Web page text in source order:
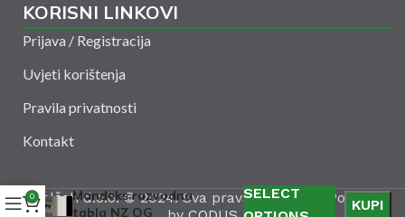
KORISNI LINKOVI
Prijava / Registracija
Uvjeti korištenja
Pravila privatnosti
Kontakt
Amelšeh d.o.o. © 2024. Sva prava zadržana. Powered
Mandeks razvodna
tabla NZ OG
SELECT
KUPI
0